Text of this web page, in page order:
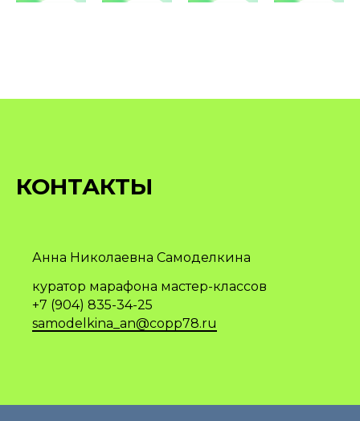
КОНТАКТЫ
Анна Николаевна Самоделкина
куратор марафона мастер-классов
+7 (904) 835-34-25
samodelkina_an@copp78.ru